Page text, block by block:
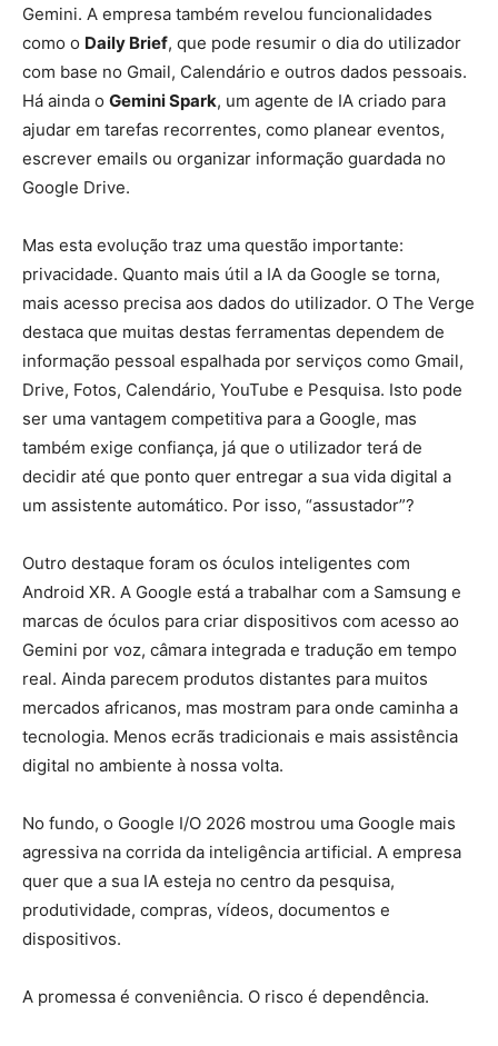
Gemini. A empresa também revelou funcionalidades
como o Daily Brief, que pode resumir o dia do utilizador
com base no Gmail, Calendário e outros dados pessoais.
Há ainda o Gemini Spark, um agente de IA criado para
ajudar em tarefas recorrentes, como planear eventos,
escrever emails ou organizar informação guardada no
Google Drive.
Mas esta evolução traz uma questão importante:
privacidade. Quanto mais útil a IA da Google se torna,
mais acesso precisa aos dados do utilizador. O The Verge
destaca que muitas destas ferramentas dependem de
informação pessoal espalhada por serviços como Gmail,
Drive, Fotos, Calendário, YouTube e Pesquisa. Isto pode
ser uma vantagem competitiva para a Google, mas
também exige confiança, já que o utilizador terá de
decidir até que ponto quer entregar a sua vida digital a
um assistente automático. Por isso, “assustador”?
Outro destaque foram os óculos inteligentes com
Android XR. A Google está a trabalhar com a Samsung e
marcas de óculos para criar dispositivos com acesso ao
Gemini por voz, câmara integrada e tradução em tempo
real. Ainda parecem produtos distantes para muitos
mercados africanos, mas mostram para onde caminha a
tecnologia. Menos ecrãs tradicionais e mais assistência
digital no ambiente à nossa volta.
No fundo, o Google I/O 2026 mostrou uma Google mais
agressiva na corrida da inteligência artificial. A empresa
quer que a sua IA esteja no centro da pesquisa,
produtividade, compras, vídeos, documentos e
dispositivos.
A promessa é conveniência. O risco é dependência.